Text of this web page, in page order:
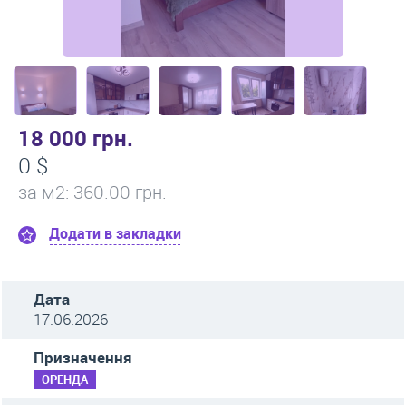
18 000 грн.
0 $
за м2: 360.00 грн.
Додати в закладки
Дата
17.06.2026
Призначення
ОРЕНДА